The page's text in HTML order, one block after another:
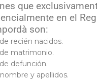
que
en el
son:
recién nacidos.
matrimonio.
defunción.
y apellidos.